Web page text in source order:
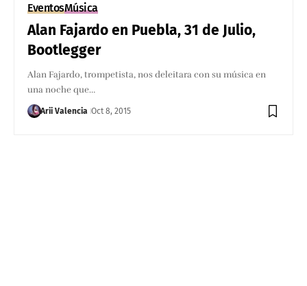
EventosMúsica
Alan Fajardo en Puebla, 31 de Julio,
Bootlegger
Alan Fajardo, trompetista, nos deleitara con su música en
una noche que…
Arii Valencia Oct 8, 2015